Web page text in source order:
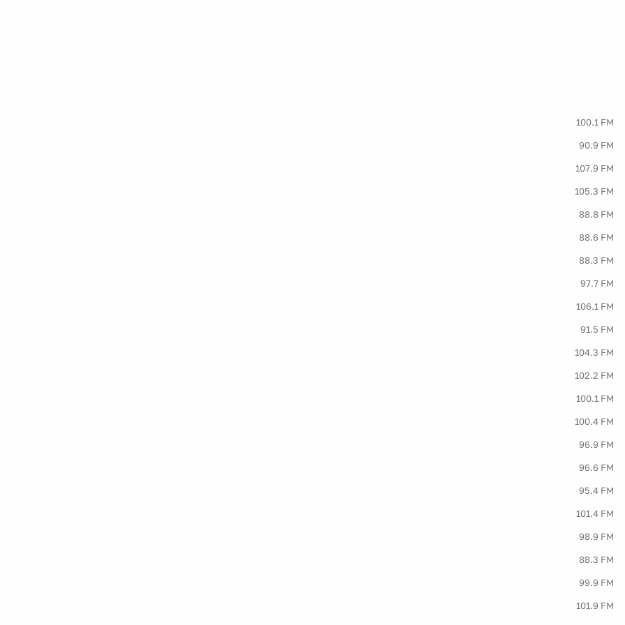
100.1 FM
90.9 FM
107.9 FM
105.3 FM
88.8 FM
88.6 FM
88.3 FM
97.7 FM
106.1 FM
91.5 FM
104.3 FM
102.2 FM
100.1 FM
100.4 FM
96.9 FM
96.6 FM
95.4 FM
101.4 FM
98.9 FM
88.3 FM
99.9 FM
101.9 FM